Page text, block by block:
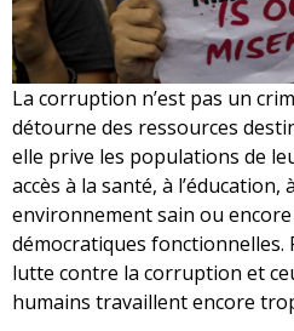
La corruption n’est pas un
détourne des ressources
elle prive les populations de
accès à la santé, à l’éducation,
environnement sain ou
démocratiques fonctionnelles.
lutte contre la corruption et
humains travaillent encore